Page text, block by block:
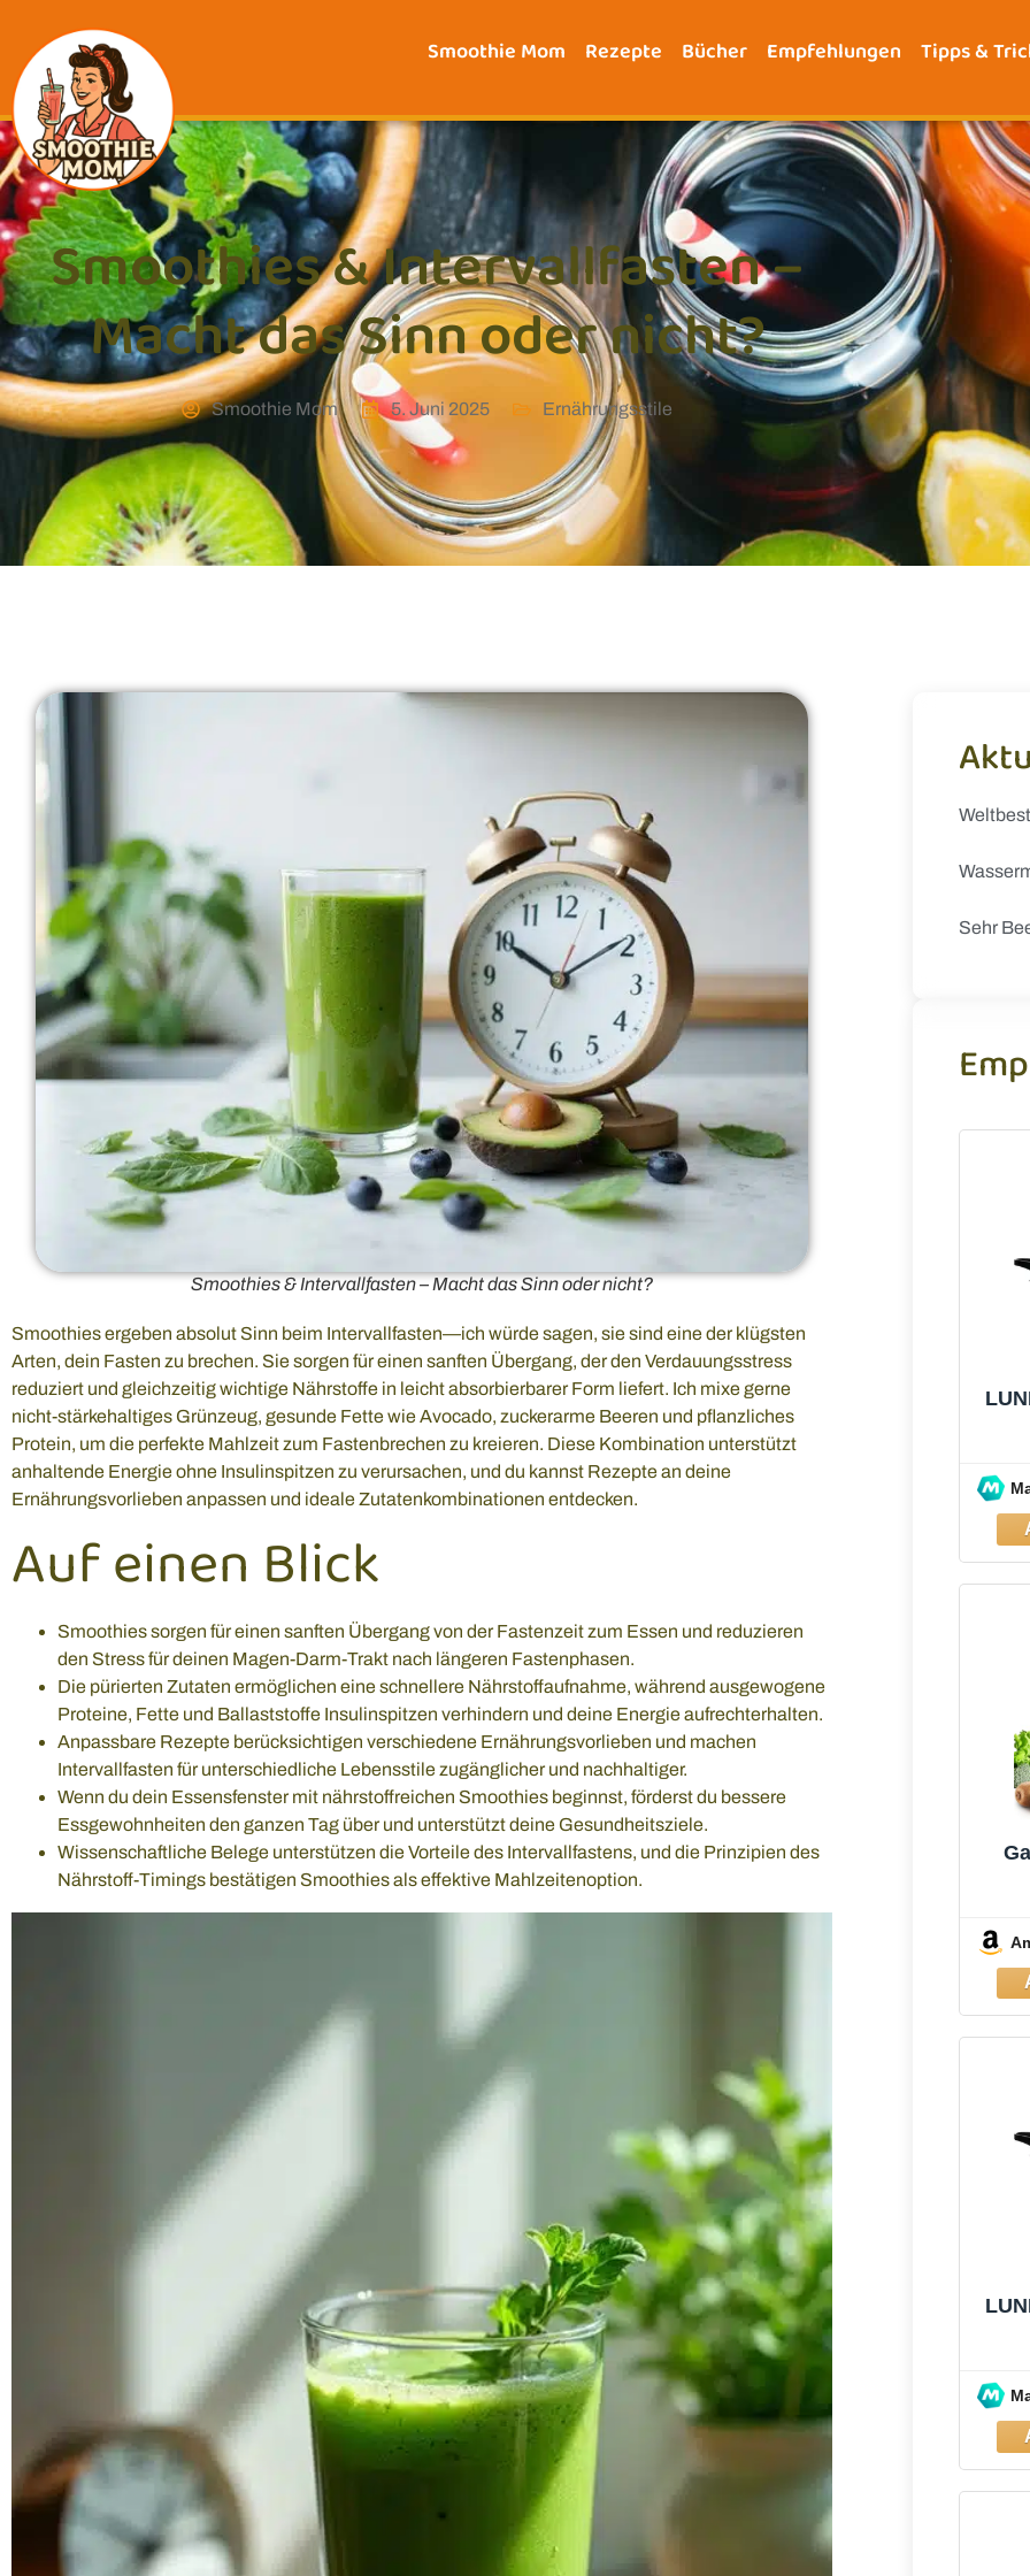
Smoothie Mom Rezepte Bücher Empfehlungen Tipps &
Smoothies & Intervallfasten –
Macht das Sinn oder nicht?
Smoothie Mom 5. Juni 2025 Ernährungsstile
Smoothies & Intervallfasten – Macht das Sinn oder nicht?
Smoothies ergeben absolut Sinn beim Intervallfasten—ich würde sagen, sie sind eine der klügsten
Arten, dein Fasten zu brechen. Sie sorgen für einen sanften Übergang, der den Verdauungsstress
reduziert und gleichzeitig wichtige Nährstoffe in leicht absorbierbarer Form liefert. Ich mixe gerne
nicht-stärkehaltiges Grünzeug, gesunde Fette wie Avocado, zuckerarme Beeren und pflanzliches
Protein, um die perfekte Mahlzeit zum Fastenbrechen zu kreieren. Diese Kombination unterstützt
anhaltende Energie ohne Insulinspitzen zu verursachen, und du kannst Rezepte an deine
Ernährungsvorlieben anpassen und ideale Zutatenkombinationen entdecken.
Auf einen Blick
Smoothies sorgen für einen sanften Übergang von der Fastenzeit zum Essen und reduzieren
den Stress für deinen Magen-Darm-Trakt nach längeren Fastenphasen.
Die pürierten Zutaten ermöglichen eine schnellere Nährstoffaufnahme, während ausgewogene
Proteine, Fette und Ballaststoffe Insulinspitzen verhindern und deine Energie aufrechterhalten.
Anpassbare Rezepte berücksichtigen verschiedene Ernährungsvorlieben und machen
Intervallfasten für unterschiedliche Lebensstile zugänglicher und nachhaltiger.
Wenn du dein Essensfenster mit nährstoffreichen Smoothies beginnst, förderst du bessere
Essgewohnheiten den ganzen Tag über und unterstützt deine Gesundheitsziele.
Wissenschaftliche Belege unterstützen die Vorteile des Intervallfastens, und die Prinzipien des
Nährstoff-Timings bestätigen Smoothies als effektive Mahlzeitenoption.
Sehr